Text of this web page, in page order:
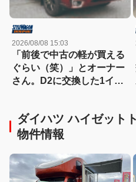
2026/08/08 15:03
「前後で中古の軽が買える
ぐらい（笑）」とオーナー
さん。D2に交換した1イン
ダイハツ ハイゼット
物件情報